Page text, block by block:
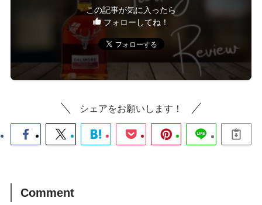
この記事が気に入ったら
フォローしてね！
シェアをお願いします！
Comment